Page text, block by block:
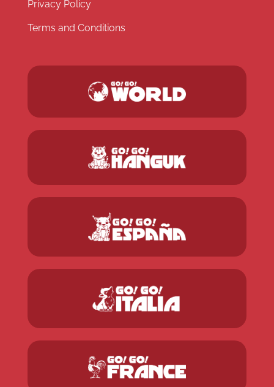
Privacy Policy
Terms and Conditions